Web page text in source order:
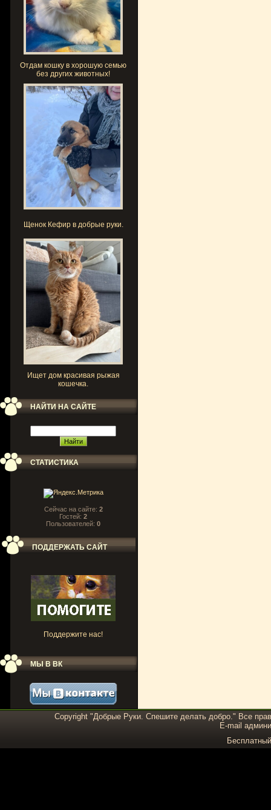
Отдам кошку в хорошую семью
без других животных!
Щенок Кефир в добрые руки.
Ищет дом красивая рыжая
кошечка.
НАЙТИ НА САЙТЕ
СТАТИСТИКА
Сейчас на сайте: 2
Гостей: 2
Пользователей: 0
ПОДДЕРЖАТЬ САЙТ
Поддержите нас!
МЫ В ВК
Copyright "Добрые Руки. Спешите делать добро." Все
E-mail